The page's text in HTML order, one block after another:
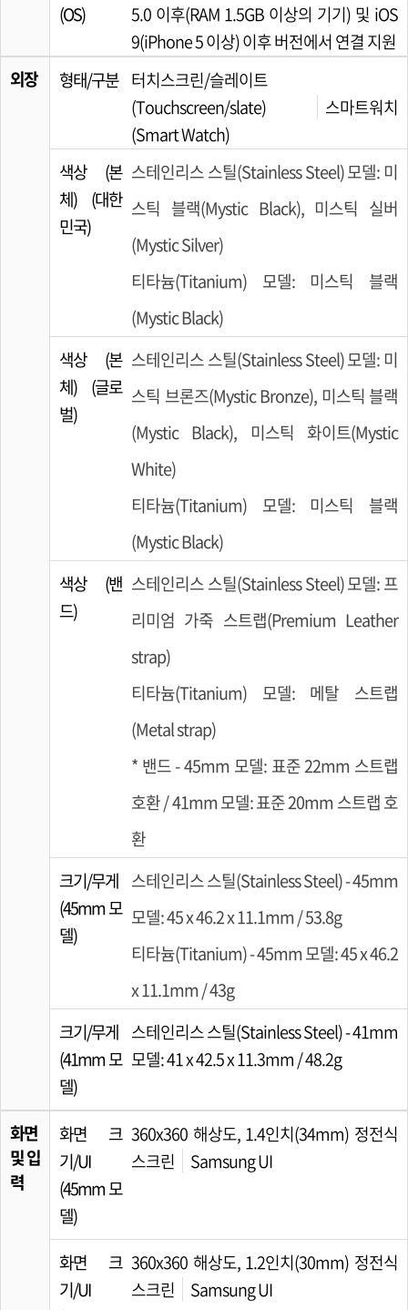
(OS)
5.0 이후(RAM 1.5GB 이상의 기기) 및 iOS
9(iPhone 5 이상) 이후 버전에서 연결 지원
외장
형태/구분 터치스크린/슬레이트
(Touchscreen/slate)
스마트워치
(Smart Watch)
색상 (본
체) (대한
민국)
스테인리스 스틸(Stainless Steel) 모델: 미
스틱 블랙(Mystic Black), 미스틱 실버
(Mystic Silver)
티타늄(Titanium) 모델: 미스틱 블랙
(Mystic Black)
색상 (본
체) (글로
벌)
스테인리스 스틸(Stainless Steel) 모델: 미
스틱 브론즈(Mystic Bronze), 미스틱 블랙
(Mystic Black), 미스틱 화이트(Mystic
White)
티타늄(Titanium) 모델: 미스틱 블랙
(Mystic Black)
색상 (밴
드)
스테인리스 스틸(Stainless Steel) 모델: 프
리미엄 가죽 스트랩(Premium Leather
strap)
티타늄(Titanium) 모델: 메탈 스트랩
(Metal strap)
* 밴드 - 45mm 모델: 표준 22mm 스트랩
호환 / 41mm 모델: 표준 20mm 스트랩 호
환
크기/무게
(45mm 모
델)
스테인리스 스틸(Stainless Steel) - 45mm
모델: 45 x 46.2 x 11.1mm / 53.8g
티타늄(Titanium) - 45mm 모델: 45 x 46.2
x 11.1mm / 43g
크기/무게
(41mm 모
델)
스테인리스 스틸(Stainless Steel) - 41mm
모델: 41 x 42.5 x 11.3mm / 48.2g
화면
및 입
력
화면 크
기/UI
(45mm 모
델)
360x360 해상도, 1.4인치(34mm) 정전식
스크린
Samsung UI
화면 크
기/UI
360x360 해상도, 1.2인치(30mm) 정전식
스크린
Samsung UI